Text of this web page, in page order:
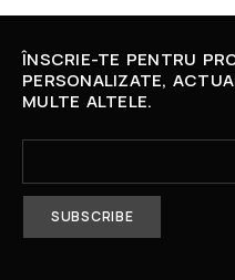
ÎNSCRIE-TE PENTRU
PERSONALIZATE,
MULTE ALTELE.